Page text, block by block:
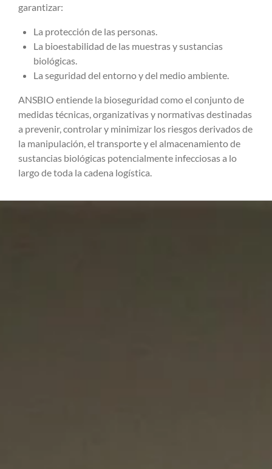
garantizar:
La protección de las personas.
La bioestabilidad de las muestras y sustancias
biológicas.
La seguridad del entorno y del medio ambiente.
ANSBIO entiende la bioseguridad como el conjunto de
medidas técnicas, organizativas y normativas destinadas
a prevenir, controlar y minimizar los riesgos derivados de
la manipulación, el transporte y el almacenamiento de
sustancias biológicas potencialmente infecciosas a lo
largo de toda la cadena logística.